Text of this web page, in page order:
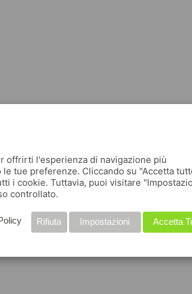
offrirti l'esperienza di navigazione più
tue preferenze. Cliccando su "Accetta
i cookie. Tuttavia, puoi visitare
controllato.
Accetta
Impostazioni
Rifiuta